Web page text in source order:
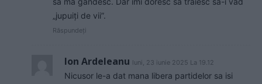
„jupuiți de vii”.
Răspundeți
Ion Ardeleanu luni, 23 iunie 2025 La 19.12
Nicusor le-a dat mana libera partidelor sa isi